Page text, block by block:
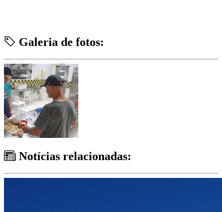
Galeria de fotos:
Notícias relacionadas: